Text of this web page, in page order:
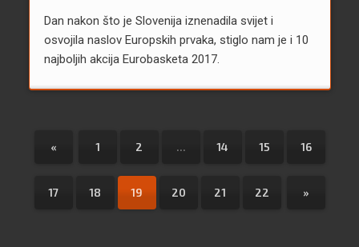
Dan nakon što je Slovenija iznenadila svijet i
osvojila naslov Europskih prvaka, stiglo nam je i 10
najboljih akcija Eurobasketa 2017.
« 1 2 ... 14 15 16
17 18 19 20 21 22 »